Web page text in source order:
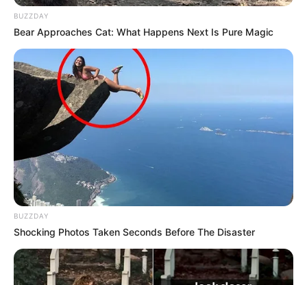
ΤΟ ΜΟΝΟ ΣΙΓΟΥΡΟ ΠΙΑ ΕΙΝΑΙ ΠΩΣ ΔΕΝ ΕΙΜΑΣΤΕ ΟΛΟΙ
ΔΙΟΓΕΝΕΙΣ ΣΕ ΑΥΤΟ ΤΟ ΠΕΔΙΟ ΕΝΣΑΡΚΩΣΗΣ ΠΟΥ
ΛΕΓΕΤΑΙ ΓΗ/ΓΑΙΑ………ΔΕΝ ΦΕΡΟΥΜΕ ΟΛΟΙ ΟΙ ΑΝΘΡΩΠΟΙ
ΤΟΝ ΕΛΛΑΝΙΟ ΚΩΔΙΚΑ ΝΤΙ Ε ΝΕΙ…….ΑΚΟΜΑ ΚΑΙ ΑΝ
ΕΧΟΥΜΕ ΓΕΝΝΗΘΕΙ ΣΕ ΑΥΤΟΝ ΤΟΝ ΤΟΠΟ…….
ΜΠΟΡΕΙ ΝΑ ΛΕΓΟΜΑΣΤΕ ΚΑΙ ΝΑ ΘΕΩΡΟΥΜΑΣΤΕ ΕΛ-
ΚΑΠΟΙΟΣ…….ΚΑΛΑ….ΚΑΙ ΠΩΣ ΜΠΟΡΟΥΜΕ ΝΑ ΔΟΥΜΕ ΕΑΝ
ΕΙΜΑΣΤΕ ΔΙΟΓΕΝΕΙΣ Η ΟΧΙ;;;;;ΕΙΝΑΙ ΠΟΛΥ ΑΠΛΟ ΚΑΤΑ
BUZZDAY
Bear Approaches Cat: What Happens Next Is Pure Magic
BUZZDAY
Shocking Photos Taken Seconds Before The Disaster